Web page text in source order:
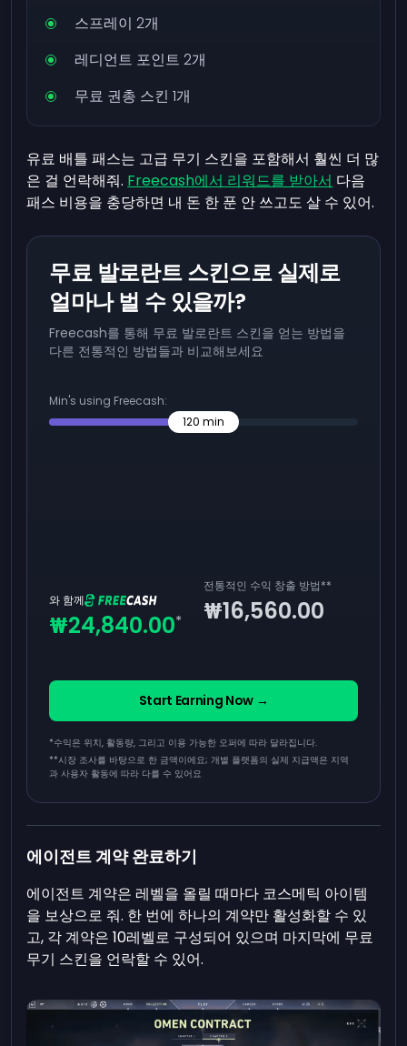
스프레이 2개
레디언트 포인트 2개
무료 권총 스킨 1개
유료 배틀 패스는 고급 무기 스킨을 포함해서 훨씬 더 많
은 걸 언락해줘. Freecash에서 리워드를 받아서 다음
패스 비용을 충당하면 내 돈 한 푼 안 쓰고도 살 수 있어.
무료 발로란트 스킨으로 실제로
얼마나 벌 수 있을까?
Freecash를 통해 무료 발로란트 스킨을 얻는 방법을
다른 전통적인 방법들과 비교해보세요
Min's using Freecash:
120 min
와 함께
₩24,840.00*
전통적인 수익 창출 방법**
₩16,560.00
Start Earning Now →
*수익은 위치, 활동량, 그리고 이용 가능한 오퍼에 따라 달라집니다.
**시장 조사를 바탕으로 한 금액이에요; 개별 플랫폼의 실제 지급액은 지역
과 사용자 활동에 따라 다를 수 있어요
에이전트 계약 완료하기
에이전트 계약은 레벨을 올릴 때마다 코스메틱 아이템
을 보상으로 줘. 한 번에 하나의 계약만 활성화할 수 있
고, 각 계약은 10레벨로 구성되어 있으며 마지막에 무료
무기 스킨을 언락할 수 있어.